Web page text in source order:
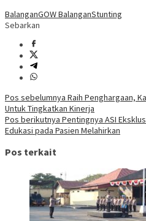
BalanganGOW BalanganStunting
Sebarkan
Navigasi
pos
Pos sebelumnya Raih Penghargaan,
Untuk Tingkatkan Kinerja
Pos berikutnya Pentingnya ASI
Edukasi pada Pasien Melahirkan
Pos terkait